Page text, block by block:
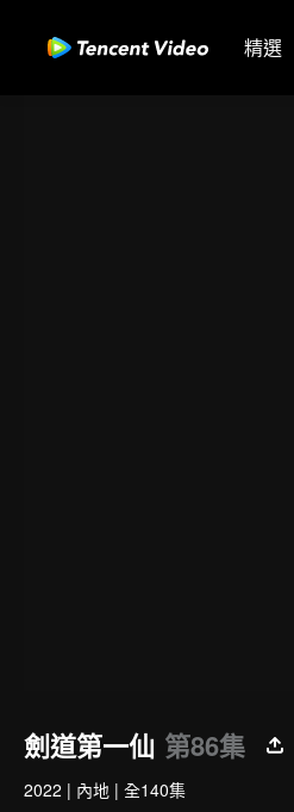
精選
劍道第一仙 第86集
2022 | 內地 | 全140集